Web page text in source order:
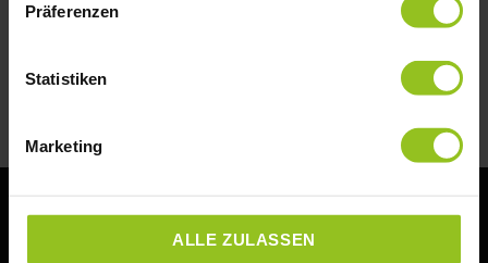
Präferenzen
Statistiken
Marketing
ALLE ZULASSEN
MEHR LESEN »
13. März 2024